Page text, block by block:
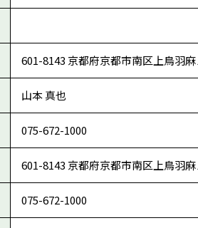
601-8143 京都府京都市南区上鳥羽
山本 真也
075-672-1000
601-8143 京都府京都市南区上鳥羽
075-672-1000